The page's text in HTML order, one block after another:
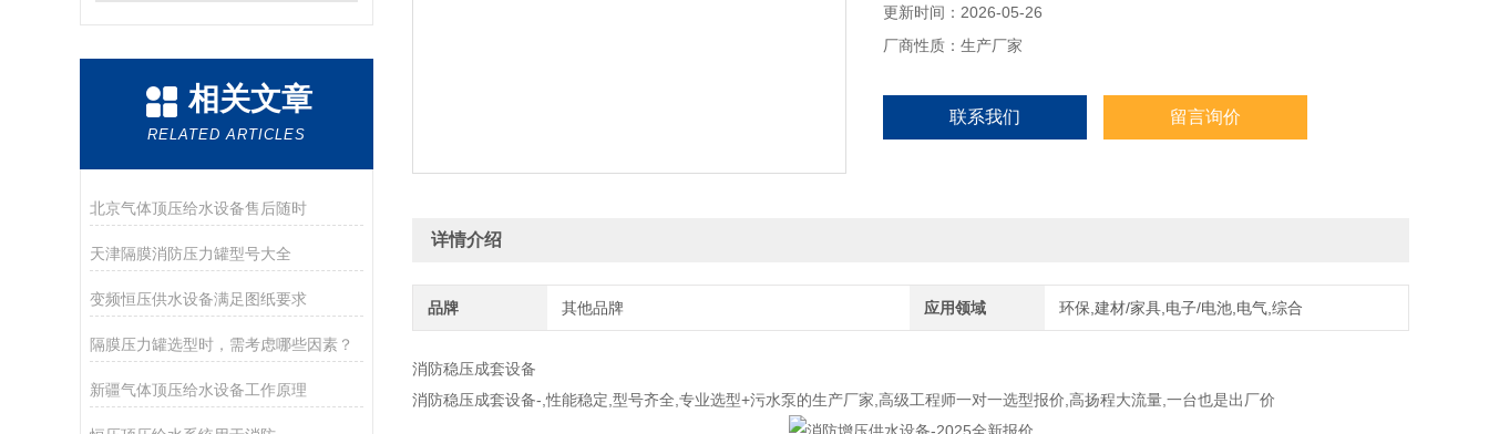
相关文章
RELATED ARTICLES
北京气体顶压给水设备售后随时
天津隔膜消防压力罐型号大全
变频恒压供水设备满足图纸要求
隔膜压力罐选型时，需考虑哪些因素？
新疆气体顶压给水设备工作原理
更新时间：2026-05-26
厂商性质：生产厂家
联系我们 留言询价
详情介绍
品牌 其他品牌 应用领域 环保,建材/家具,电子/电池,电气,综合
消防稳压成套设备
消防稳压成套设备-,性能稳定,型号齐全,专业选型+污水泵的生产厂家,高级工程师一对一选型报价,高扬程大流量,一台也是出厂价